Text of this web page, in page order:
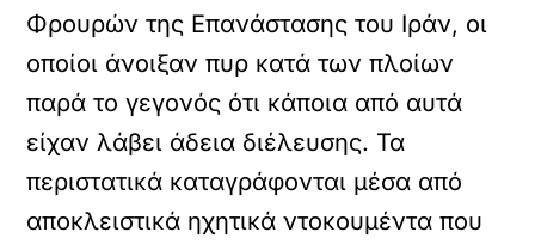
Φρουρών της Επανάστασης του Ιράν, οι
οποίοι άνοιξαν πυρ κατά των πλοίων
παρά το γεγονός ότι κάποια από αυτά
είχαν λάβει άδεια διέλευσης. Τα
περιστατικά καταγράφονται μέσα από
αποκλειστικά ηχητικά ντοκουμέντα που